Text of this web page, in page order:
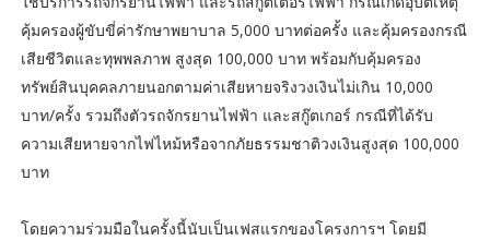
คุ้มครองผู้ขับขี่ค่ารักษาพยาบาล 5,000 บาทต่อครั้ง และคุ้มครองกรณี
เสียชีวิตและทุพพลภาพ สูงสุด 100,000 บาท พร้อมกับคุ้มครอง
ทรัพย์สินบุคคลภายนอกตามค่าเสียหายจริงวงเงินไม่เกิน 10,000
บาท/ครั้ง รวมถึงตัวรถจักรยานไฟฟ้า และสกู๊ตเกอร์ กรณีที่ได้รับ
ความเสียหายจากไฟไหม้หรือจากภัยธรรมชาติวงเงินสูงสุด 100,000
บาท
โดยความร่วมมือในครั้งนี้นับเป็นเฟสแรกของโครงการฯ โดยมี